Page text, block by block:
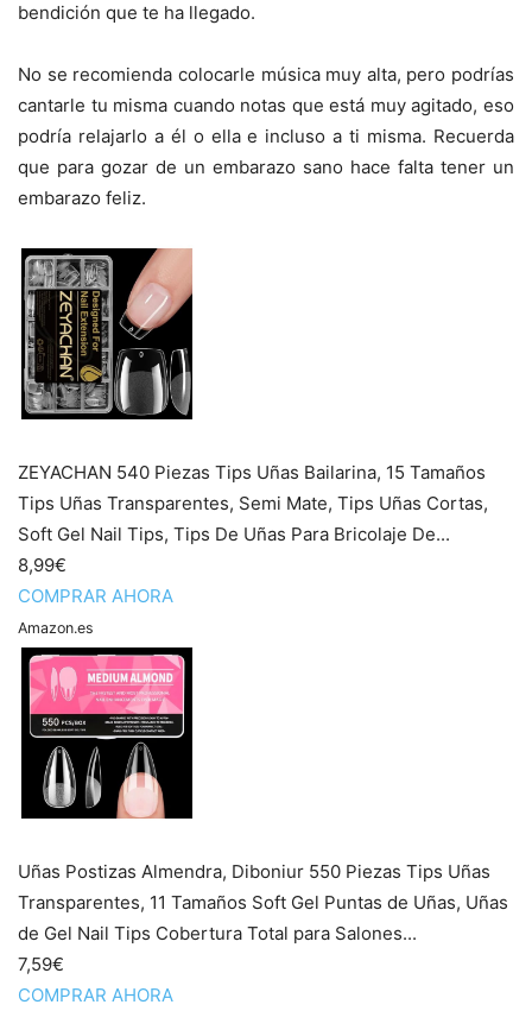
bendición que te ha llegado.
No se recomienda colocarle música muy alta, pero podrías
cantarle tu misma cuando notas que está muy agitado, eso
podría relajarlo a él o ella e incluso a ti misma. Recuerda
que para gozar de un embarazo sano hace falta tener un
embarazo feliz.
ZEYACHAN 540 Piezas Tips Uñas Bailarina, 15 Tamaños
Tips Uñas Transparentes, Semi Mate, Tips Uñas Cortas,
Soft Gel Nail Tips, Tips De Uñas Para Bricolaje De...
8,99€
COMPRAR AHORA
Amazon.es
Uñas Postizas Almendra, Diboniur 550 Piezas Tips Uñas
Transparentes, 11 Tamaños Soft Gel Puntas de Uñas, Uñas
de Gel Nail Tips Cobertura Total para Salones...
7,59€
COMPRAR AHORA